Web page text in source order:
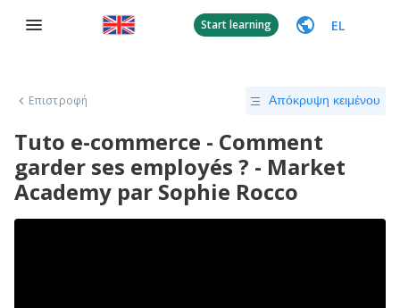
Start learning EL
Επιστροφή Απόκρυψη κειμένου
Tuto e-commerce - Comment
garder ses employés ? - Market
Academy par Sophie Rocco